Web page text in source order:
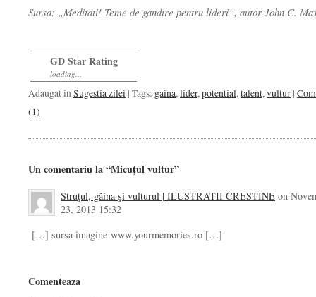
Sursa: „Meditati! Teme de gandire pentru lideri”, autor John C.
GD Star Rating
loading...
Adaugat inSugestia zilei | Tags: gaina,lider,potential,talent,vultur |
(1)
Un comentariu la “Micuţul vultur”
Struţul, găina şi vulturul | ILUSTRATII CRESTINE on
23, 2013 15:32
[…] sursa imagine www.yourmemories.ro […]
Comenteaza